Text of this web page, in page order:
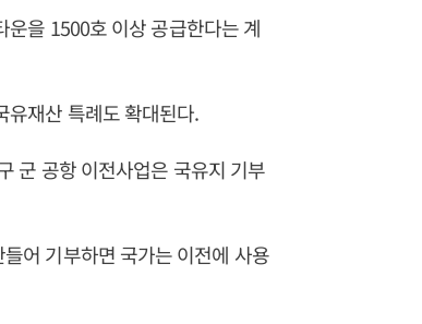
을 1500호 이상 공급한다는 계
유재산 특례도 확대된다.
군 공항 이전사업은 국유지 기부
어 기부하면 국가는 이전에 사용